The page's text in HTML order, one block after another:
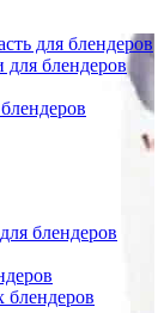
для блендеров
блендеров
блендеров